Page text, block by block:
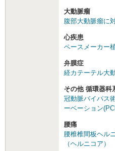
大動脈瘤
腹部大動脈瘤に
心疾患
ペースメーカー
弁膜症
経カテーテル大
その他 循環器科
冠動脈バイパス
ーベーション
腰痛
腰椎椎間板ヘル
（ヘルニコア）